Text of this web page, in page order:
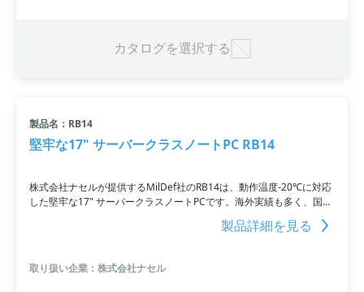
カタログを選択する
製品名：RB14
堅牢な17" サーバークラスノートPC RB14
株式会社ナセルが提供するMilDef社のRB14は、動作温度-20℃に対応
した堅牢な17" サーバークラスノートPCです。海外実績も多く、国内
防衛用途でも実績があります。多彩なオプションやカスタマイズにも
対応し、お客様のご要望に柔軟に対応するベストソリューションで
製品詳細を見る
取り扱い企業：株式会社ナセル